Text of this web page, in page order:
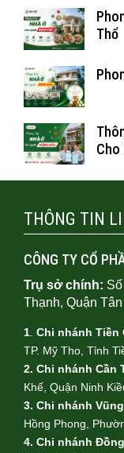
Thổ
Cho
THÔNG TIN
CÔNG TY CỔ
Trụ sở chính:
Thạnh, Quận
1. Chi nhánh Tiền
TP. Mỹ Tho, Tỉnh
2. Chi nhánh Cần
Khế, Quận Ninh
3. Chi nhánh
Hồng Phong,
4. Chi nhánh